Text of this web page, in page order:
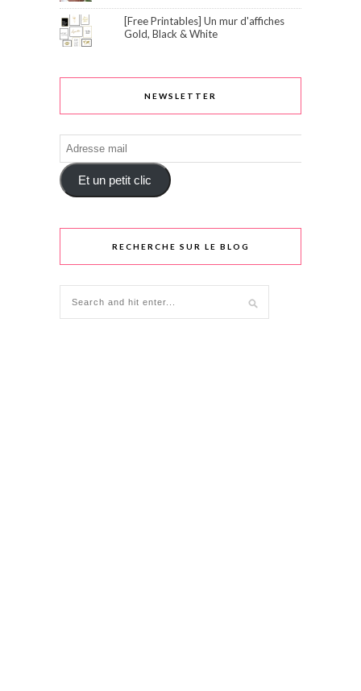
[Free Printables] Un mur d'affiches
Gold, Black & White
NEWSLETTER
Adresse
mail
Et un petit clic
RECHERCHE SUR LE BLOG